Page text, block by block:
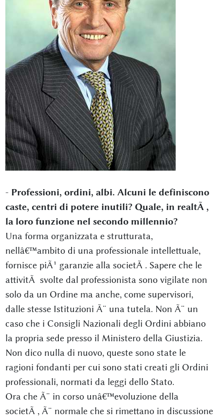
- Professioni, ordini, albi. Alcuni le definiscono
caste, centri di potere inutili? Quale, in realtÃ ,
la loro funzione nel secondo millennio?
Una forma organizzata e strutturata,
nellâ€™ambito di una professionale intellettuale,
fornisce piÃ¹ garanzie alla societÃ . Sapere che le
attivitÃ svolte dal professionista sono vigilate non
solo da un Ordine ma anche, come supervisori,
dalle stesse Istituzioni Ã¨ una tutela. Non Ã¨ un
caso che i Consigli Nazionali degli Ordini abbiano
la propria sede presso il Ministero della Giustizia.
Non dico nulla di nuovo, queste sono state le
ragioni fondanti per cui sono stati creati gli Ordini
professionali, normati da leggi dello Stato.
Ora che Ã¨ in corso unâ€™evoluzione della
societÃ , Ã¨ normale che si rimettano in discussione